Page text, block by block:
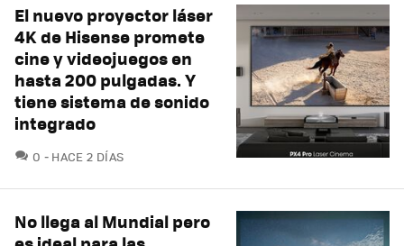
El nuevo proyector láser
4K de Hisense promete
cine y videojuegos en
hasta 200 pulgadas. Y
tiene sistema de sonido
integrado
0 COMENTARIOS
HACE 2 DÍAS
No llega al Mundial pero